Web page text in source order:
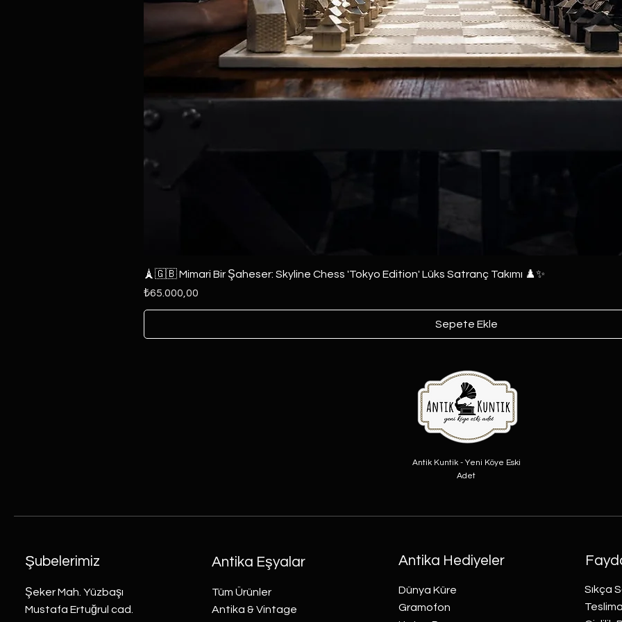
🗼🇬🇧 Mimari Bir Şaheser: Skyline Chess 'Tokyo Edition' Lüks Satranç Takımı ♟️✨
Fiyat
₺65.000,00
Sepete Ekle
Antik Kuntik - Yeni Köye Eski
Adet
Şubelerimiz
Şeker Mah. Yüzbaşı
Mustafa Ertuğrul cad.
Antika Eşyalar
Tüm Ürünler
Antika & Vintage
Antika Hediyeler
Dünya Küre
Gramofon
Sıkça